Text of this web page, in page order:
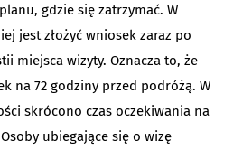
gdzie się zatrzymać. W
jest złożyć wniosek zaraz po
miejsca wizyty. Oznacza to, że
na 72 godziny przed podróżą. W
skrócono czas oczekiwania na
ubiegające się o wizę